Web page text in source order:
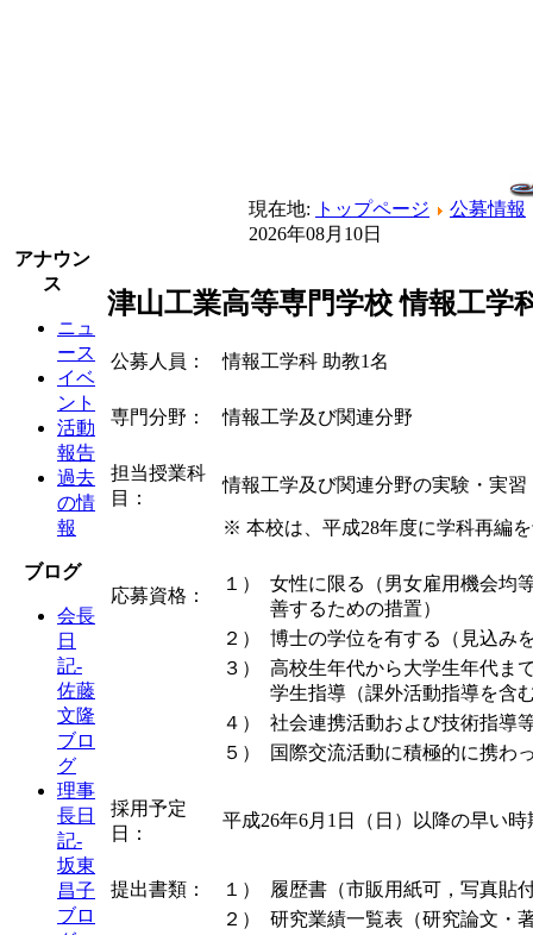
現在地: トップページ
公募情報
2026年08月10日
アナウン
ス
ニュ
ース
イベ
ント
活動
報告
過去
の情
報
ブログ
会長
日
記-
佐藤
文隆
ブロ
グ
理事
長日
記-
坂東
昌子
ブロ
津山工業高等専門学校 情報工学
公募人員： 情報工学科 助教1名
専門分野： 情報工学及び関連分野
担当授業科
目：
情報工学及び関連分野の実験・実
※ 本校は、平成28年度に学科再編
応募資格：
１）
女性に限る（男女雇用機会均
善するための措置）
２）
博士の学位を有する（見込み
３）
高校生年代から大学生年代ま
学生指導（課外活動指導を含
４）
社会連携活動および技術指導
５）
国際交流活動に積極的に携わ
採用予定
日：
平成26年6月1日（日）以降の早い時
提出書類： １）
履歴書（市販用紙可，写真貼
２）
研究業績一覧表（研究論文・